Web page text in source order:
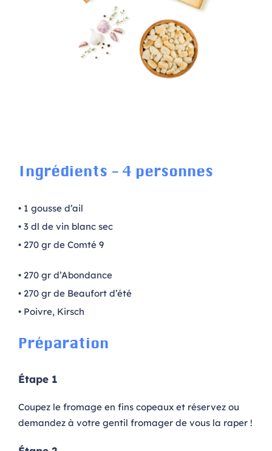
Ingrédients - 4 personnes
• 1 gousse d’ail
• 3 dl de vin blanc sec
• 270 gr de Comté 9
• 270 gr d’Abondance
• 270 gr de Beaufort d’été
• Poivre, Kirsch
Préparation
Étape 1
Coupez le fromage en fins copeaux et réservez ou
demandez à votre gentil fromager de vous la raper !